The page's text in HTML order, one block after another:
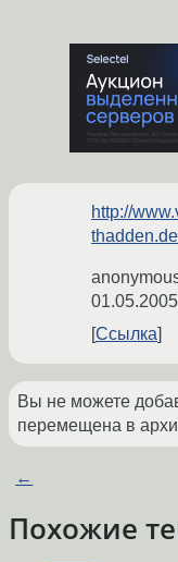
http://
Ссылка
Вы не можете
перемещена в
←
Похожие